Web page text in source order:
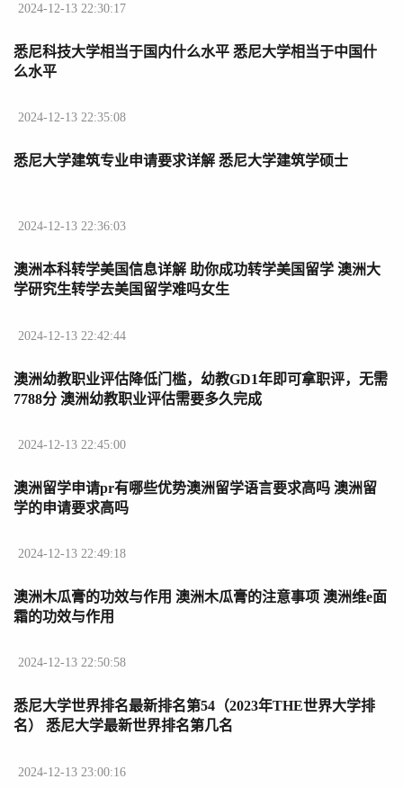
2024-12-13 22:30:17
悉尼科技大学相当于国内什么水平 悉尼大学相当于中国什
么水平
2024-12-13 22:35:08
悉尼大学建筑专业申请要求详解 悉尼大学建筑学硕士
2024-12-13 22:36:03
澳洲本科转学美国信息详解 助你成功转学美国留学 澳洲大
学研究生转学去美国留学难吗女生
2024-12-13 22:42:44
澳洲幼教职业评估降低门槛，幼教GD1年即可拿职评，无需
7788分 澳洲幼教职业评估需要多久完成
2024-12-13 22:45:00
澳洲留学申请pr有哪些优势澳洲留学语言要求高吗 澳洲留
学的申请要求高吗
2024-12-13 22:49:18
澳洲木瓜膏的功效与作用 澳洲木瓜膏的注意事项 澳洲维e面
霜的功效与作用
2024-12-13 22:50:58
悉尼大学世界排名最新排名第54（2023年THE世界大学排
名） 悉尼大学最新世界排名第几名
2024-12-13 23:00:16